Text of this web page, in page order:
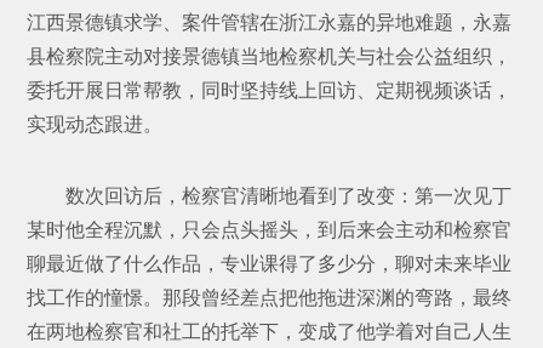
江西景德镇求学、案件管辖在浙江永嘉的异地难题，永嘉
县检察院主动对接景德镇当地检察机关与社会公益组织，
委托开展日常帮教，同时坚持线上回访、定期视频谈话，
实现动态跟进。
数次回访后，检察官清晰地看到了改变：第一次见丁
某时他全程沉默，只会点头摇头，到后来会主动和检察官
聊最近做了什么作品，专业课得了多少分，聊对未来毕业
找工作的憧憬。那段曾经差点把他拖进深渊的弯路，最终
在两地检察官和社工的托举下，变成了他学着对自己人生